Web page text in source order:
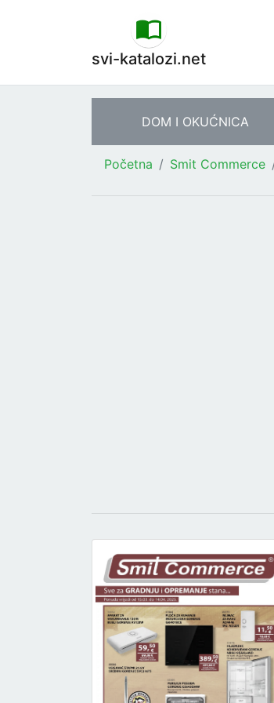
svi-katalozi.net
DOM I OKUĆNICA
Početna Smit Commerce